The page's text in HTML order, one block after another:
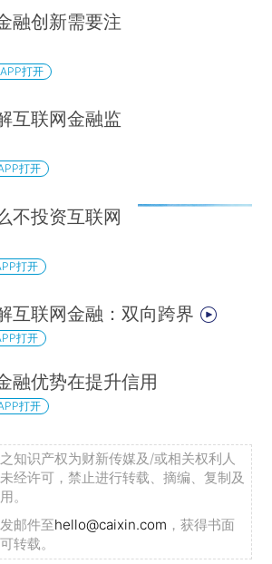
融创新需要注
APP打开
互联网金融监
打开
不投资互联网
打开
互联网金融：双向跨界
打开
融优势在提升信用
打开
知识产权为财新传媒及/或相关权利人
经许可，禁止进行转载、摘编、复制及
。
邮件至hello@caixin.com ，获得书面
转载。